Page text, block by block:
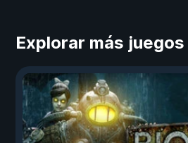
Explorar más